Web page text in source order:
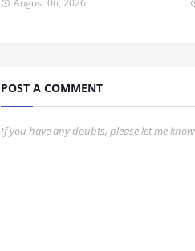
August 06, 2026
POST A COMMENT
If you have any doubts, please let me know